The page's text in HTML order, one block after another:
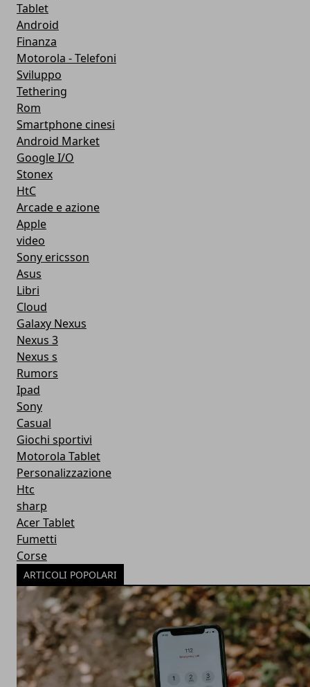
Tablet
Android
Finanza
Motorola - Telefoni
Sviluppo
Tethering
Rom
Smartphone cinesi
Android Market
Google I/O
Stonex
HtC
Arcade e azione
Apple
video
Sony ericsson
Asus
Libri
Cloud
Galaxy Nexus
Nexus 3
Nexus s
Rumors
Ipad
Sony
Casual
Giochi sportivi
Motorola Tablet
Personalizzazione
Htc
sharp
Acer Tablet
Fumetti
Corse
ARTICOLI POPOLARI